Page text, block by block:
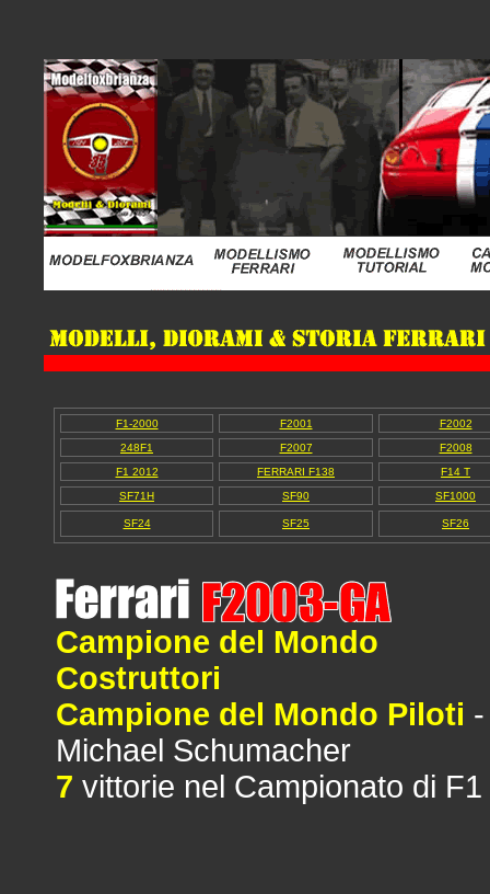
F1-2000 F2001
F2002
248F1
F2007
F2008
F1 2012
FERRARI F138
F14 T
SF71H
SF90 SF1000
SF24 SF25 SF26
Campione del Mondo
Costruttori
Campione del Mondo Piloti -
Michael Schumacher
7 vittorie nel Campionato di F1